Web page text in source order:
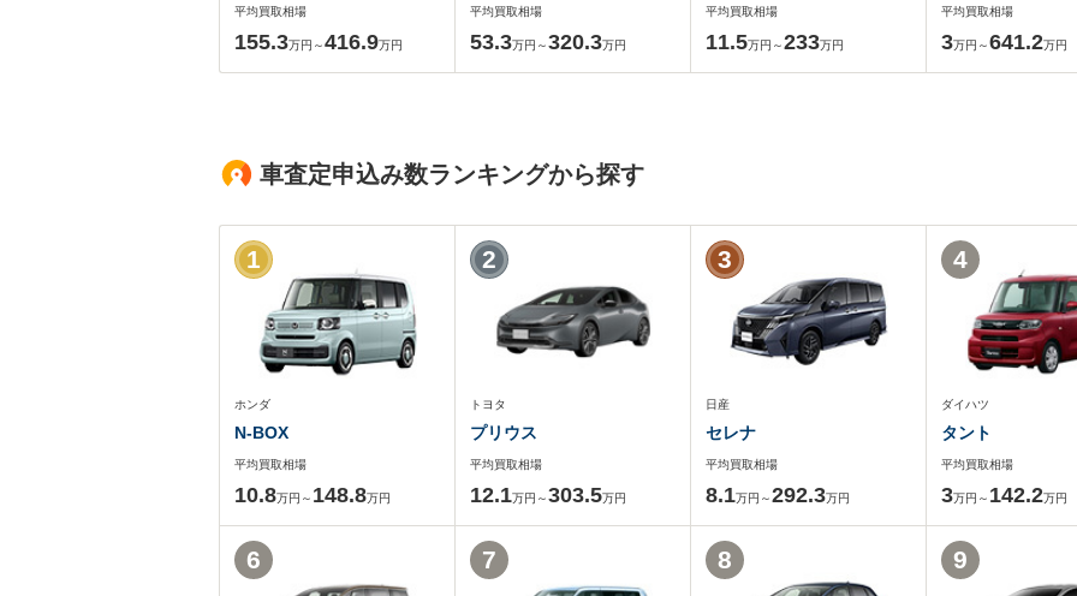
平均買取相場
155.3万円～416.9万円
平均買取相場
53.3万円～320.3万円
平均買取相場
11.5万円～233万円
平均買取相場
3万円～641.2万円
車査定申込み数ランキングから探す
ホンダ
N-BOX
平均買取相場
10.8万円～ 148.8万円
1
トヨタ
プリウス
平均買取相場
12.1万円～303.5万円
2
日産
セレナ
平均買取相場
8.1万円～292.3万円
3
ダイハツ
タント
平均買取相場
3万円～ 142.2万円
4
6 7 8 9